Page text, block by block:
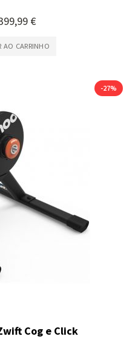
€
AO CARRINHO
-27%
Cog e Click